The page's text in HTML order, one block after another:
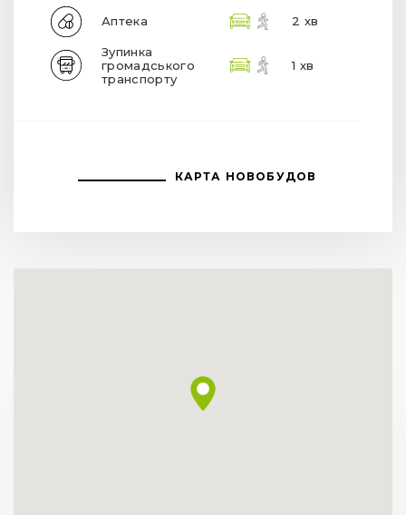
Аптека 2 хв
Зупинка
громадського
транспорту
1 хв
КАРТА НОВОБУДОВ